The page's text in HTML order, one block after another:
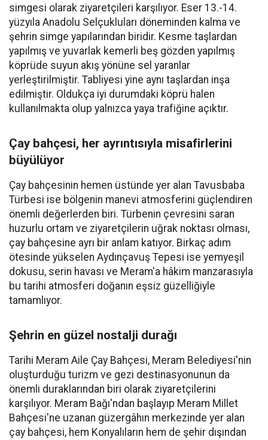
simgesi olarak ziyaretçileri karşılıyor. Eser 13.-14.
yüzyıla Anadolu Selçukluları döneminden kalma ve
şehrin simge yapılarından biridir. Kesme taşlardan
yapılmış ve yuvarlak kemerli beş gözden yapılmış
köprüde suyun akış yönüne sel yaranlar
yerleştirilmiştir. Tabliyesi yine aynı taşlardan inşa
edilmiştir. Oldukça iyi durumdaki köprü halen
kullanılmakta olup yalnızca yaya trafiğine açıktır.
Çay bahçesi, her ayrıntısıyla misafirlerini
büyülüyor
Çay bahçesinin hemen üstünde yer alan Tavusbaba
Türbesi ise bölgenin manevi atmosferini güçlendiren
önemli değerlerden biri. Türbenin çevresini saran
huzurlu ortam ve ziyaretçilerin uğrak noktası olması,
çay bahçesine ayrı bir anlam katıyor. Birkaç adım
ötesinde yükselen Aydınçavuş Tepesi ise yemyeşil
dokusu, serin havası ve Meram'a hâkim manzarasıyla
bu tarihi atmosferi doğanın eşsiz güzelliğiyle
tamamlıyor.
Şehrin en güzel nostalji durağı
Tarihi Meram Aile Çay Bahçesi, Meram Belediyesi'nin
oluşturduğu turizm ve gezi destinasyonunun da
önemli duraklarından biri olarak ziyaretçilerini
karşılıyor. Meram Bağı'ndan başlayıp Meram Millet
Bahçesi'ne uzanan güzergâhın merkezinde yer alan
çay bahçesi, hem Konyalıların hem de şehir dışından